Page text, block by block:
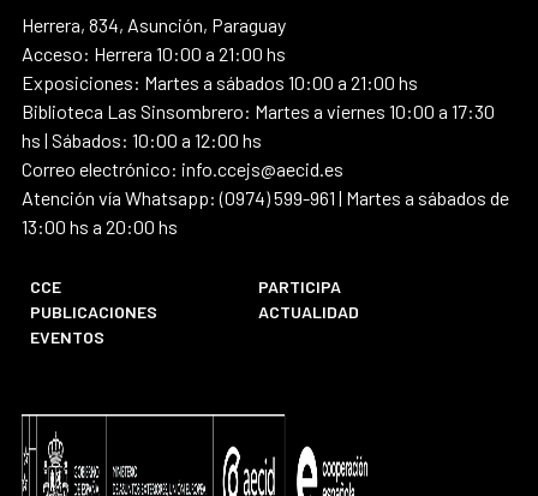
Herrera, 834, Asunción, Paraguay
Acceso: Herrera 10:00 a 21:00 hs
Exposiciones: Martes a sábados 10:00 a 21:00 hs
Biblioteca Las Sinsombrero: Martes a viernes 10:00 a 17:30
hs | Sábados: 10:00 a 12:00 hs
Correo electrónico: info.ccejs@aecid.es
Atención vía Whatsapp: (0974) 599-961 | Martes a sábados de
13:00 hs a 20:00 hs
CCE
PARTICIPA
PUBLICACIONES
ACTUALIDAD
EVENTOS